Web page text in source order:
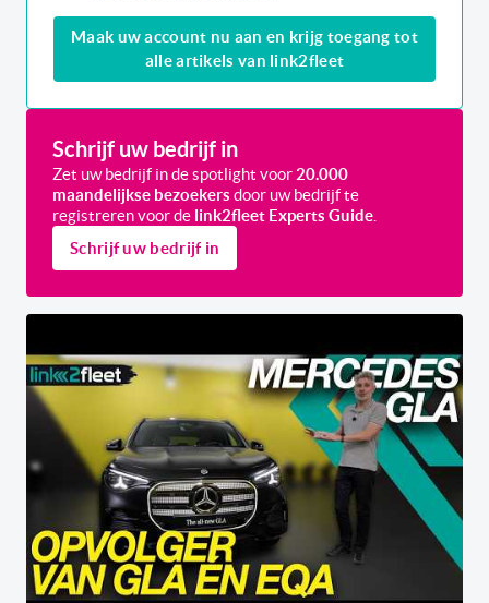
Maak uw account nu aan en krijg toegang tot
alle artikels van link2fleet
Schrijf uw bedrijf in
Zet uw bedrijf in de spotlight voor20.000
maandelijkse bezoekers door uw bedrijf te
registreren voor de link2fleet Experts Guide.
Schrijf uw bedrijf in